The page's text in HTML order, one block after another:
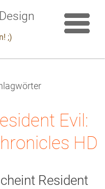
;)
Evil:
HD
Resident